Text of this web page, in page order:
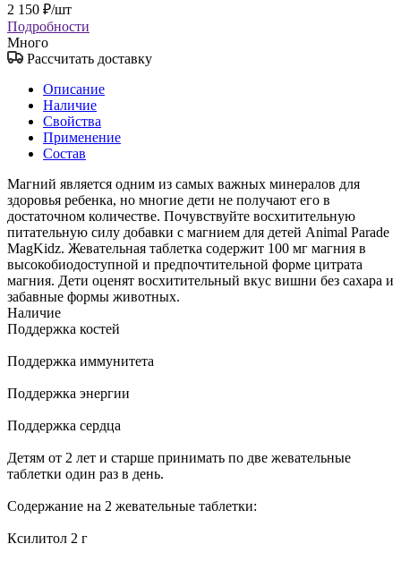
2 150 ₽/шт
Подробности
Много
Рассчитать доставку
Описание
Наличие
Свойства
Применение
Состав
Магний является одним из самых важных минералов для
здоровья ребенка, но многие дети не получают его в
достаточном количестве. Почувствуйте восхитительную
питательную силу добавки с магнием для детей Animal Parade
MagKidz. Жевательная таблетка содержит 100 мг магния в
высокобиодоступной и предпочтительной форме цитрата
магния. Дети оценят восхитительный вкус вишни без сахара и
забавные формы животных.
Наличие
Поддержка костей
Поддержка иммунитета
Поддержка энергии
Поддержка сердца
Детям от 2 лет и старше принимать по две жевательные
таблетки один раз в день.
Содержание на 2 жевательные таблетки:
Ксилитол 2 г